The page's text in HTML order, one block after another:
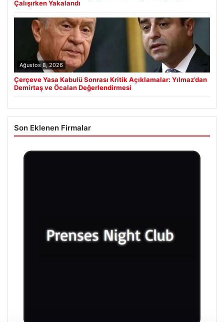
Çalışırken Yakalandı
Ağustos 8, 2026
Çerçeve Yasa Kabulü Sonrası Kritik Açıklamalar: Yılmaz’dan
Demirtaş ve Öcalan Değerlendirmesi
Son Eklenen Firmalar